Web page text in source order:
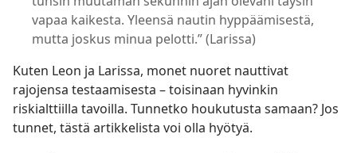
vapaa kaikesta. Yleensä nautin hyppäämisestä,
mutta joskus minua pelotti.” (Larissa)
Kuten Leon ja Larissa, monet nuoret nauttivat
rajojensa testaamisesta – toisinaan hyvinkin
riskialttiilla tavoilla. Tunnetko houkutusta samaan? Jos
tunnet, tästä artikkelista voi olla hyötyä.